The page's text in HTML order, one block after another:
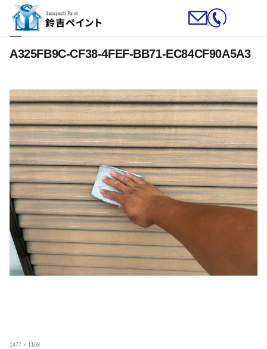
A325FB9C-CF38-4FEF-BB71-EC84CF90A5A3
フ
1477 × 1108